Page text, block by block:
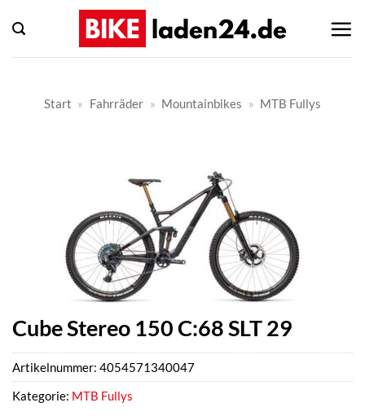
Inhalt
springen
Start » Fahrräder » Mountainbikes » MTB Fullys
Cube Stereo 150 C:68 SLT 29
Artikelnummer: 4054571340047
Kategorie: MTB Fullys